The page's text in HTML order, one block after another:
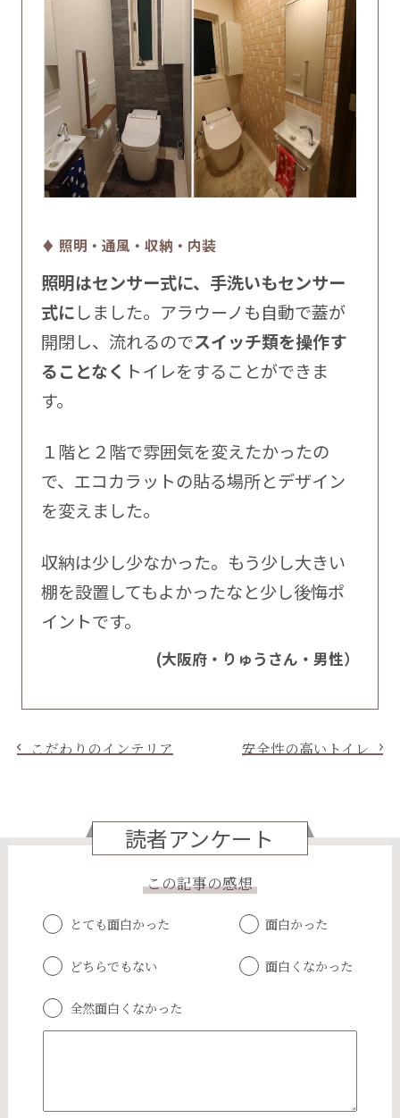
♦ 照明・通風・収納・内装
照明はセンサー式に、手洗いもセンサー
式にしました。アラウーノも自動で蓋が
開閉し、流れるのでスイッチ類を操作す
ることなく トイレをすることができま
す。
１階と２階で雰囲気を変えたかったの
で、エコカラットの貼る場所とデザイン
を変えました。
収納は少し少なかった。もう少し大きい
棚を設置してもよかったなと少し後悔ポ
イントです。
(大阪府・りゅうさん・男性）
こだわりのインテリア 安全性の高いトイレ
読者アンケート
この記事の感想
とても面白かった 面白かった
どちらでもない 面白くなかった
全然面白くなかった